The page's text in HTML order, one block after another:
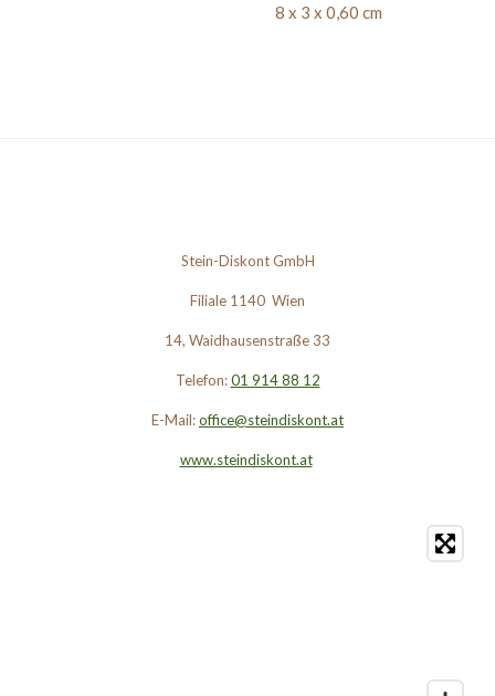
8 x 3 x 0,60 cm
Stein-Diskont GmbH
Filiale 1140 Wien
14, Waidhausenstraße 33
Telefon: 01 914 88 12
E-Mail:office@steindiskont.at
www.steindiskont.at